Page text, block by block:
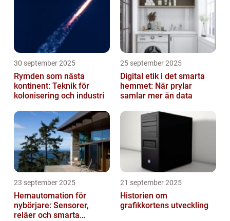
30 september 2025
Rymden som nästa
kontinent: Teknik för
kolonisering och industri
25 september 2025
Digital etik i det smarta
hemmet: När prylar
samlar mer än data
23 september 2025
Hemautomation för
nybörjare: Sensorer,
reläer och smarta
21 september 2025
Historien om
grafikkortens utveckling